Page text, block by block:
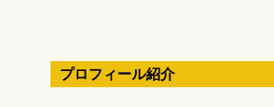
プロフィール紹介